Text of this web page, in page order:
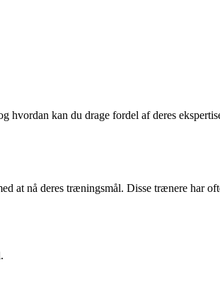
kan du drage fordel af deres
at nå deres træningsmål. Disse trænere har